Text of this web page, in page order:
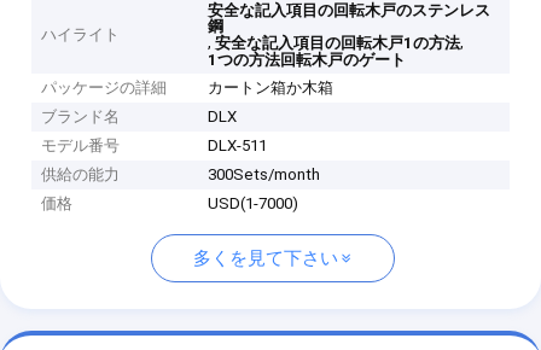
ハイライト
安全な記入項目の回転木戸のステンレス
鋼
,安全な記入項目の回転木戸1の方法,
1つの方法回転木戸のゲート
パッケージの詳細
カートン箱か木箱
ブランド名
DLX
モデル番号
DLX-511
供給の能力
300Sets/month
価格
USD(1-7000)
多くを見て下さい